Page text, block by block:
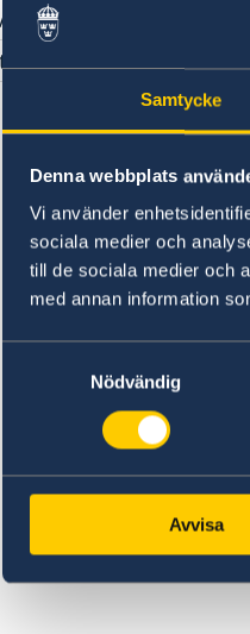
Samtycke
Denna webbplats
Vi använder
sociala medier och
till de sociala medier och
med annan information
Nödvändig
Avvisa
företag
i Azerbajdzjan
reseinformation
och katastrofer
sedvänjor
och reseinformation